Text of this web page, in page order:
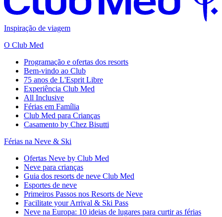
Inspiração de viagem
O Club Med
Programação e ofertas dos resorts
Bem-vindo ao Club
75 anos de L'Esprit Libre
Experiência Club Med
All Inclusive
Férias em Família
Club Med para Crianças
Casamento by Chez Bisutti
Férias na Neve & Ski
Ofertas Neve by Club Med
Neve para crianças
Guia dos resorts de neve Club Med
Esportes de neve
Primeiros Passos nos Resorts de Neve
Facilitate your Arrival & Ski Pass
Neve na Europa: 10 ideias de lugares para curtir as férias